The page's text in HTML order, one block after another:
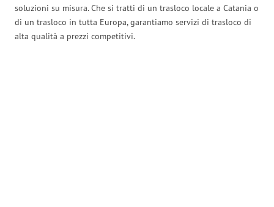
soluzioni su misura. Che si tratti di un trasloco locale a Catania o
di un trasloco in tutta Europa, garantiamo servizi di trasloco di
alta qualità a prezzi competitivi.